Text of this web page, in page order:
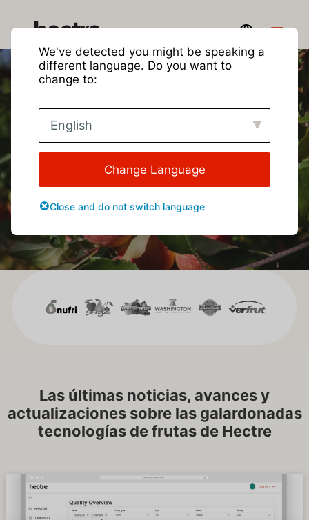
Blog de Hectre
Las últimas noticias, avances y
actualizaciones sobre las galardonadas
tecnologías de frutas de Hectre
We've detected you might be speaking a
different language. Do you want to
change to:
English
Change Language
Close and do not switch language